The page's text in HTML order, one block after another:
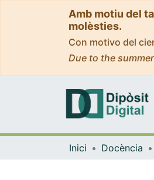
Amb motiu del
molèsties.
Con motivo del
Due to the
Inici Docència